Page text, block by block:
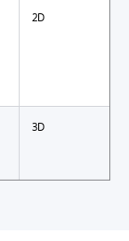
2D
3D